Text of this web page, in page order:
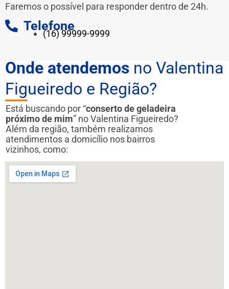
Faremos o possível para responder dentro de 24h.
Telefone
(16) 99999-9999
Onde atendemos no Valentina
Figueiredo e Região?
Está buscando por “conserto de geladeira
próximo de mim” no Valentina Figueiredo?
Além da região, também realizamos
atendimentos a domicílio nos bairros
vizinhos, como: